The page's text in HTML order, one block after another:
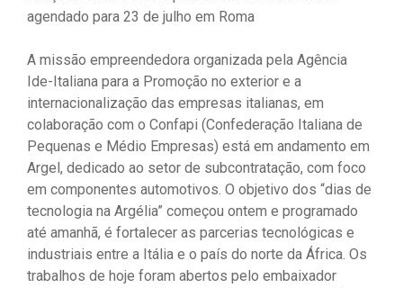
agendado para 23 de julho em Roma
A missão empreendedora organizada pela Agência
Ide-Italiana para a Promoção no exterior e a
internacionalização das empresas italianas, em
colaboração com o Confapi (Confederação Italiana de
Pequenas e Médio Empresas) está em andamento em
Argel, dedicado ao setor de subcontratação, com foco
em componentes automotivos. O objetivo dos “dias de
tecnologia na Argélia” começou ontem e programado
até amanhã, é fortalecer as parcerias tecnológicas e
industriais entre a Itália e o país do norte da África. Os
trabalhos de hoje foram abertos pelo embaixador